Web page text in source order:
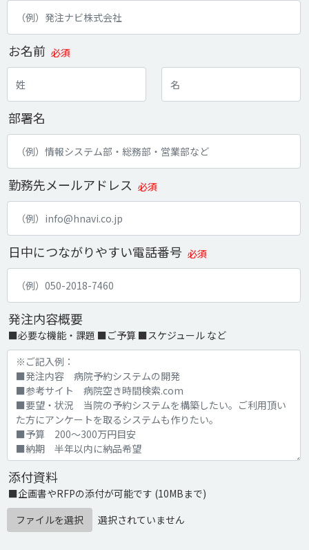
お名前 必須
部署名
勤務先メールアドレス 必須
日中につながりやすい電話番号 必須
発注内容概要
■必要な機能・課題 ■ご予算 ■スケジュール など
添付資料
■企画書やRFPの添付が可能です (10MBまで)
ファイルを選択
選択されていません